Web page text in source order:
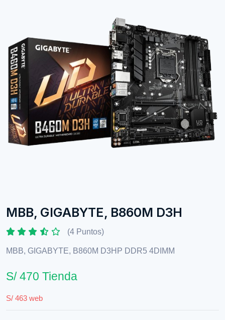
MBB, GIGABYTE, B860M D3H
(4 Puntos)
MBB, GIGABYTE, B860M D3HP DDR5 4DIMM
S/ 470 Tienda
S/ 463 web